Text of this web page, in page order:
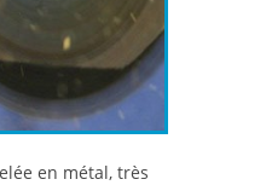
en métal, très